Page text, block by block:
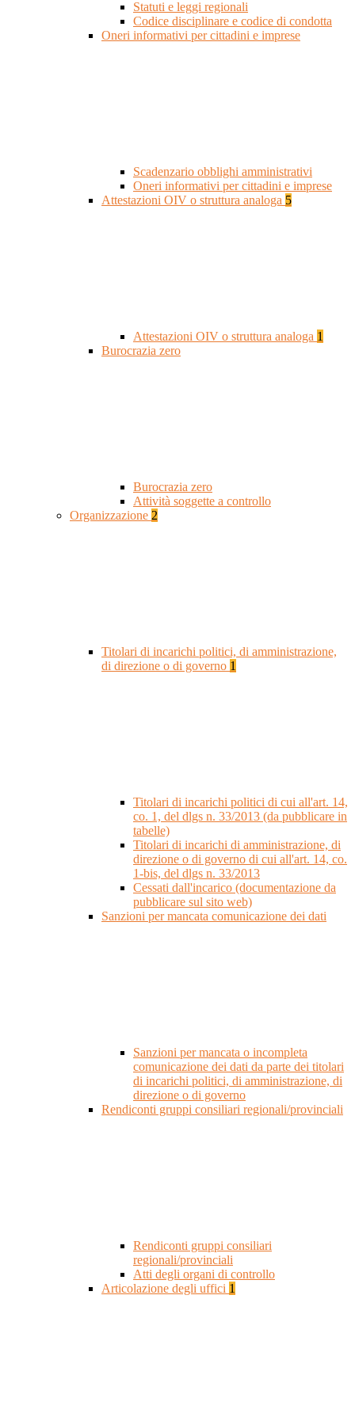
Statuti e leggi regionali
Codice disciplinare e codice di condotta
Oneri informativi per cittadini e imprese
Scadenzario obblighi amministrativi
Oneri informativi per cittadini e imprese
Attestazioni OIV o struttura analoga 5
Attestazioni OIV o struttura analoga 1
Burocrazia zero
Burocrazia zero
Attività soggette a controllo
Organizzazione 2
Titolari di incarichi politici, di amministrazione,
di direzione o di governo 1
Titolari di incarichi politici di cui all'art. 14,
co. 1, del dlgs n. 33/2013 (da pubblicare in
tabelle)
Titolari di incarichi di amministrazione, di
direzione o di governo di cui all'art. 14, co.
1-bis, del dlgs n. 33/2013
Cessati dall'incarico (documentazione da
pubblicare sul sito web)
Sanzioni per mancata comunicazione dei dati
Sanzioni per mancata o incompleta
comunicazione dei dati da parte dei titolari
di incarichi politici, di amministrazione, di
direzione o di governo
Rendiconti gruppi consiliari regionali/provinciali
Rendiconti gruppi consiliari
regionali/provinciali
Atti degli organi di controllo
Articolazione degli uffici 1